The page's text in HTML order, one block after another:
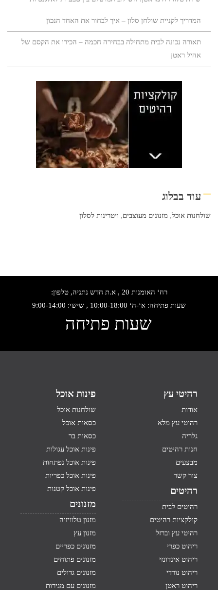
המדריך לקניית שולחן סלון – איך לבחור את האחד הנכון
תאורה נכונה לבית מתחילה בבחירה חכמה – הכירו את הקסם של
אהיל ראטן
עוד בבלוג
שולחנות אוכל, מזנונים מעוצבים, ויטרינות לסלון
רח‘ האומנות 20 , א.ת חדש נתניה, טלפון:
שעות פתיחה: א‘-ה‘ 10:00-18:00 , שישי: 9:00-14:00
שעות פתיחה
רהיטי עץ
אודות
רהיטי עץ מלא
גלריה
חנות רהיטים
מבצעים
צור קשר
רהיטים
רהיטים לבית
קולקציות רהיטים
רהיטי עץ וברזל
ריהוט כפרי
ריהוט אינדונזי
ריהוט נורדי
ריהוט ראטן
פינות אוכל
שולחנות אוכל
כסאות אוכל
כסאות בר
פינות אוכל עגולות
פינות אוכל נפתחות
פינות אוכל כפריות
פינות אוכל קטנות
מזנונים
מזנון טלוויזיה
מזנון עץ
מזנונים כפריים
מזנונים פתוחים
מזנונים גדולים
מזנונים עם מגירות